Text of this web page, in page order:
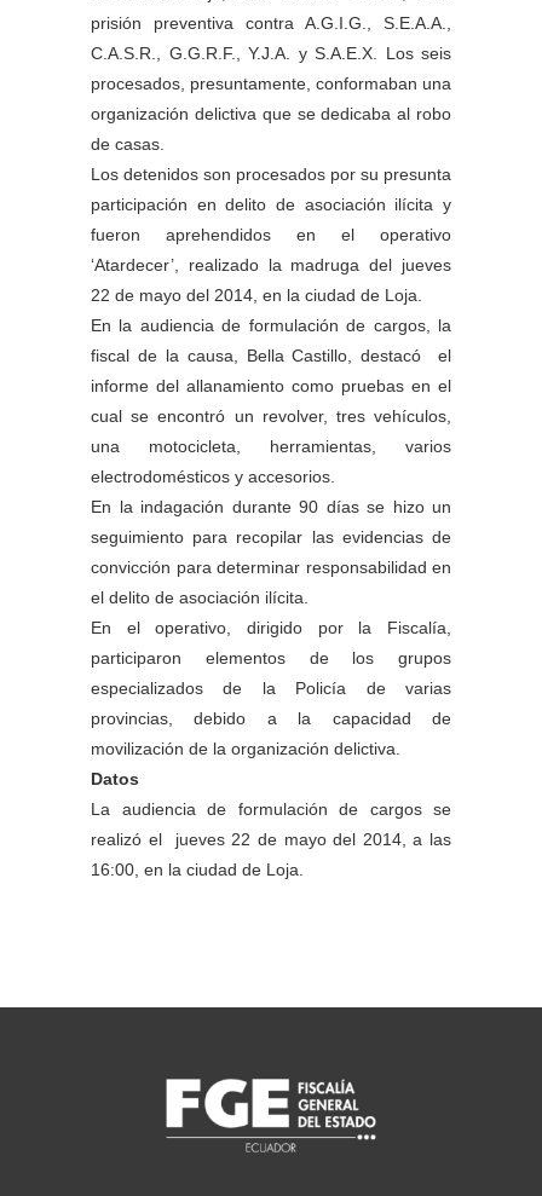
prisión preventiva contra A.G.I.G., S.E.A.A.,
C.A.S.R., G.G.R.F., Y.J.A. y S.A.E.X. Los seis
procesados, presuntamente, conformaban una
organización delictiva que se dedicaba al robo
de casas.
Los detenidos son procesados por su presunta
participación en delito de asociación ilícita y
fueron aprehendidos en el operativo
‘Atardecer’, realizado la madruga del jueves
22 de mayo del 2014, en la ciudad de Loja.
En la audiencia de formulación de cargos, la
fiscal de la causa, Bella Castillo, destacó el
informe del allanamiento como pruebas en el
cual se encontró un revolver, tres vehículos,
una motocicleta, herramientas, varios
electrodomésticos y accesorios.
En la indagación durante 90 días se hizo un
seguimiento para recopilar las evidencias de
convicción para determinar responsabilidad en
el delito de asociación ilícita.
En el operativo, dirigido por la Fiscalía,
participaron elementos de los grupos
especializados de la Policía de varias
provincias, debido a la capacidad de
movilización de la organización delictiva.
Datos
La audiencia de formulación de cargos se
realizó el jueves 22 de mayo del 2014, a las
16:00, en la ciudad de Loja.